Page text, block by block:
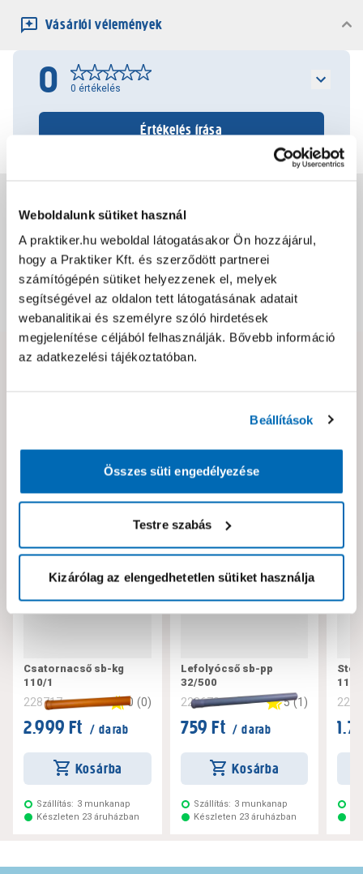
Weboldalunk sütiket használ
A praktiker.hu weboldal látogatásakor Ön hozzájárul,
hogy a Praktiker Kft. és szerződött partnerei
számítógépén sütiket helyezzenek el, melyek
segítségével az oldalon tett látogatásának adatait
webanalitikai és személyre szóló hirdetések
megjelenítése céljából felhasználják. Bővebb információ
az adatkezelési tájékoztatóban.
Beállítások
Összes süti engedélyezése
Testre szabás
Kizárólag az elengedhetetlen sütiket használja
Vásárlói vélemények
0 0 értékelés
Értékelés írása
Csomagolási és súly információk
Dokumentumok, felelős személy
Neked ajánljuk!
Csatornacső sb-kg
110/1
228717 0 (0)
2.999 Ft / darab
Kosárba
Szállítás: 3 munkanap
Készleten 23 áruházban
Lefolyócső sb-pp
32/500
228672 5 (1)
759 Ft / darab
Kosárba
Szállítás: 3 munkanap
Készleten 23 áruházban
110/